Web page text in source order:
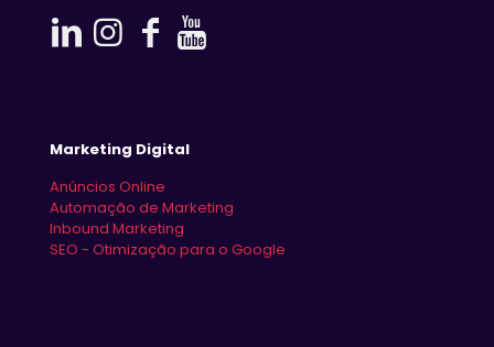
Marketing Digital
Anúncios Online
Automação de Marketing
Inbound Marketing
SEO - Otimização para o Google